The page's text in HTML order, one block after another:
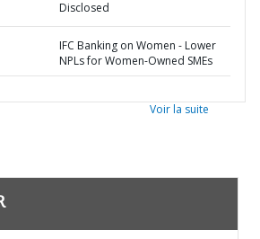
Disclosed
IFC Banking on Women - Lower
NPLs for Women-Owned SMEs
Voir la suite